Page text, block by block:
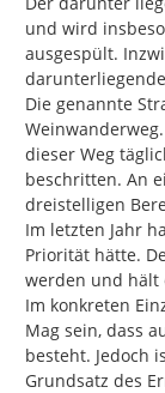
und wird
ausgespült.
Die genannte
dieser Weg
beschritten. An
dreistelligen
Im letzten Jahr
Priorität hätte.
werden und hält
Im konkreten
Mag sein, dass
besteht. Jedoch
Grundsatz des